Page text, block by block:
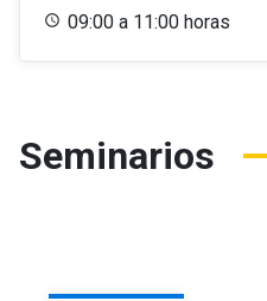
09:00 a 11:00 horas
Seminarios